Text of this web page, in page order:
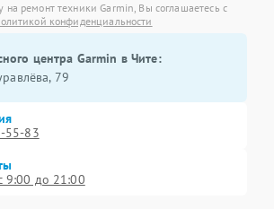
на ремонт техники Garmin, Вы соглашаетесь с
конфиденциальности
центра Garmin в Чите:
79
55-83
9:00 до 21:00